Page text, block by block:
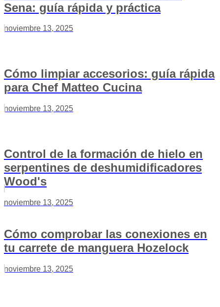
Sena: guía rápida y práctica
noviembre 13, 2025
Cómo limpiar accesorios: guía rápida
para Chef Matteo Cucina
noviembre 13, 2025
Control de la formación de hielo en
serpentines de deshumidificadores
Wood's
noviembre 13, 2025
Cómo comprobar las conexiones en
tu carrete de manguera Hozelock
noviembre 13, 2025